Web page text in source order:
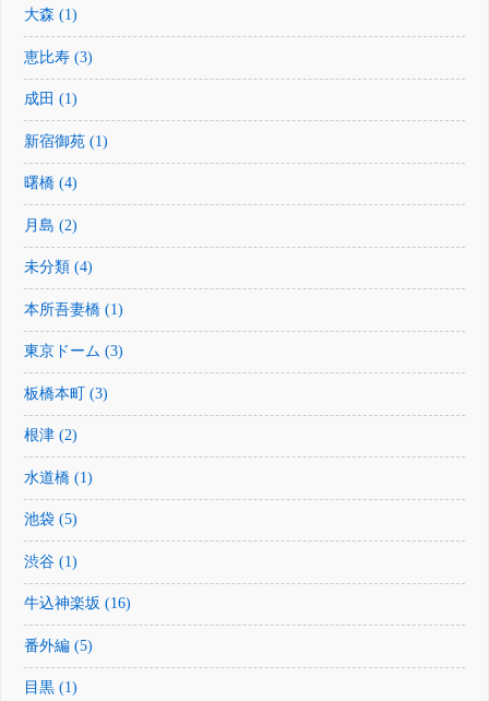
大森 (1)
恵比寿 (3)
成田 (1)
新宿御苑 (1)
曙橋 (4)
月島 (2)
未分類 (4)
本所吾妻橋 (1)
東京ドーム (3)
板橋本町 (3)
根津 (2)
水道橋 (1)
池袋 (5)
渋谷 (1)
牛込神楽坂 (16)
番外編 (5)
目黒 (1)